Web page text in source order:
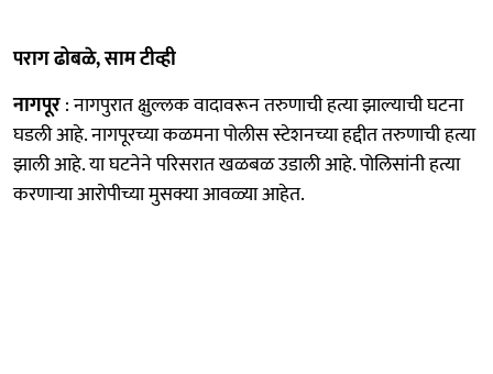
पराग ढोबळे, साम टीव्ही
नागपूर: नागपुरात क्षुल्लक वादावरून तरुणाची हत्या झाल्याची घटना
घडली आहे. नागपूरच्या कळमना पोलीस स्टेशनच्या हद्दीत तरुणाची हत्या
झाली आहे. या घटनेने परिसरात खळबळ उडाली आहे. पोलिसांनी हत्या
करणाऱ्या आरोपीच्या मुसक्या आवळ्या आहेत.